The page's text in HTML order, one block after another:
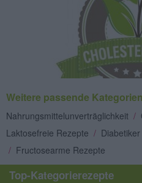
Weitere passende Kategorien
Nahrungsmittelunverträglichkeit /
Laktosefreie Rezepte /
/ Fructosearme Rezepte
Top-Kategorierezepte